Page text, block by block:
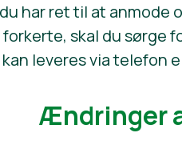
har ret til at anmode
skal du sørge
leveres via telefon
Ændringer